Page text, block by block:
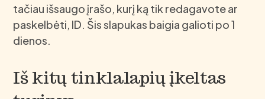
tačiau išsaugo įrašo, kurį ką tik redagavote ar
paskelbėti, ID. Šis slapukas baigia galioti po 1
dienos.
Iš kitų tinklalapių įkeltas